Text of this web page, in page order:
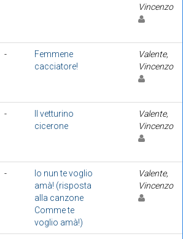
Vincenzo
-
Femmene
cacciatore!
Valente,
Vincenzo
-
Il vetturino
cicerone
Valente,
Vincenzo
-
Io nun te voglio
amà! (risposta
alla canzone
Comme te
voglio amà!)
Valente,
Vincenzo